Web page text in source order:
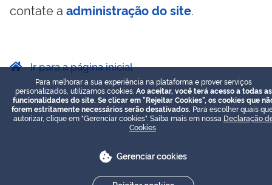
contate a administração do site.
Ir para a página inicial
Para melhorar a sua experiência na plataforma e prover serviços
personalizados, utilizamos cookies. Ao aceitar, você terá acesso a todas as
funcionalidades do site. Se clicar em "Rejeitar Cookies", os cookies que
forem estritamente necessários serão desativados. Para escolher quais
autorizar, clique em "Gerenciar cookies". Saiba mais em nossa Declaração
Cookies
Gerenciar cookies